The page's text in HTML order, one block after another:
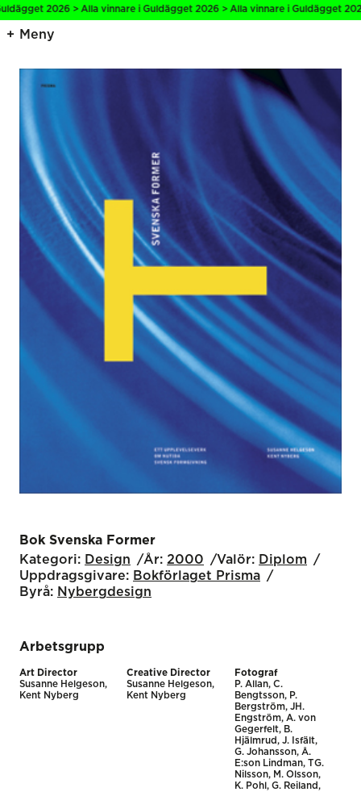
2026 > Alla vinnare i Guldägget 2026 > Alla vinnare i Guldägget
Meny
Bok Svenska Former
Kategori: Design År: 2000 Valör: Diplom
Uppdragsgivare: Bokförlaget Prisma
Byrå: Nybergdesign
Arbetsgrupp
Art Director
Susanne Helgeson,
Kent Nyberg
Creative Director
Susanne Helgeson,
Kent Nyberg
Fotograf
P. Allan, C.
Bengtsson, P.
Bergström, JH.
Engström, A. von
Gegerfelt, B.
Hjälmrud, J. Isfält,
G. Johansson, Å.
E:son Lindman, TG.
Nilsson, M. Olsson,
K. Pohl, G. Reiland,